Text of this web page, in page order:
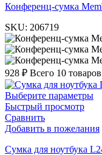
Конференц-сумка
SKU: 206719
928 ₽ Всего 10 товаров
Выберите параметры
Быстрый просмотр
Сравнить
Добавить в пожелания
Cумка для ноутбука